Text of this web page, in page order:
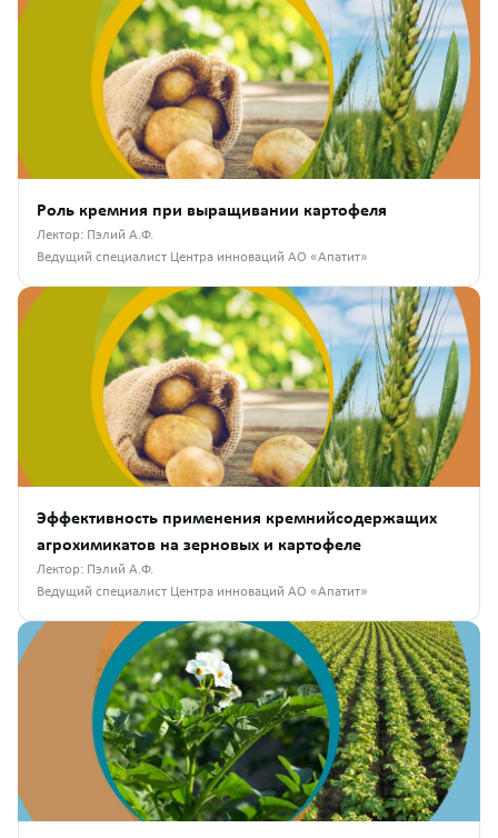
Роль кремния при выращивании картофеля
Лектор: Пэлий А.Ф.
Ведущий специалист Центра инноваций АО «Апатит»
Эффективность применения кремнийсодержащих
агрохимикатов на зерновых и картофеле
Лектор: Пэлий А.Ф.
Ведущий специалист Центра инноваций АО «Апатит»